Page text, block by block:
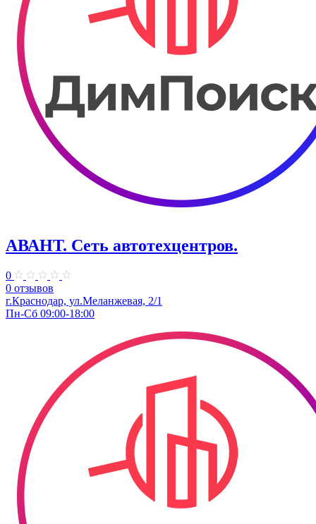
АВАНТ. ​Сеть автотехцентров.
0
0 отзывов
​г.Краснодар, ул.Меланжевая, 2/1
Пн-Сб 09:00-18:00